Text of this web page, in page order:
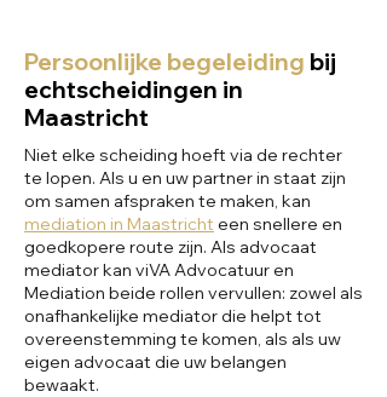
Persoonlijke begeleiding bij
echtscheidingen in
Maastricht
Niet elke scheiding hoeft via de rechter
te lopen. Als u en uw partner in staat zijn
om samen afspraken te maken, kan
mediation in Maastricht een snellere en
goedkopere route zijn. Als advocaat
mediator kan viVA Advocatuur en
Mediation beide rollen vervullen: zowel als
onafhankelijke mediator die helpt tot
overeenstemming te komen, als als uw
eigen advocaat die uw belangen
bewaakt.